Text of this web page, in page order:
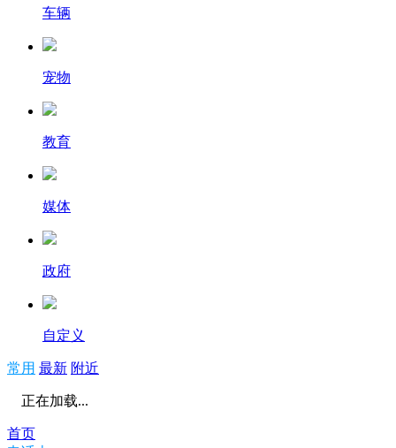
车辆
宠物
教育
媒体
政府
自定义
常用 最新 附近
正在加载...
首页